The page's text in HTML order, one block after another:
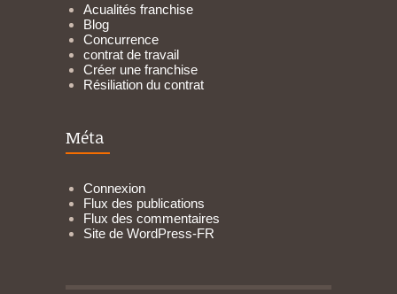
Acualités franchise
Blog
Concurrence
contrat de travail
Créer une franchise
Résiliation du contrat
Méta
Connexion
Flux des publications
Flux des commentaires
Site de WordPress-FR